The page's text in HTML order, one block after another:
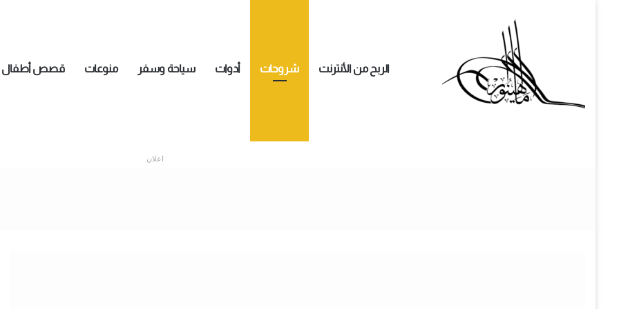
الربح من الأنترنت شروحات أدوات سياحة وسفر منوعات قصص أطفال
اعلان